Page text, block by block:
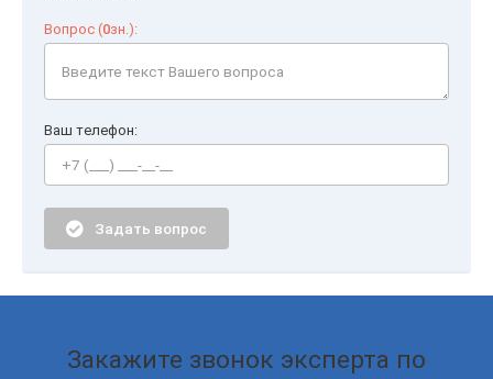
Вопрос (0зн.):
Ваш телефон:
Задать вопрос
Закажите звонок эксперта по